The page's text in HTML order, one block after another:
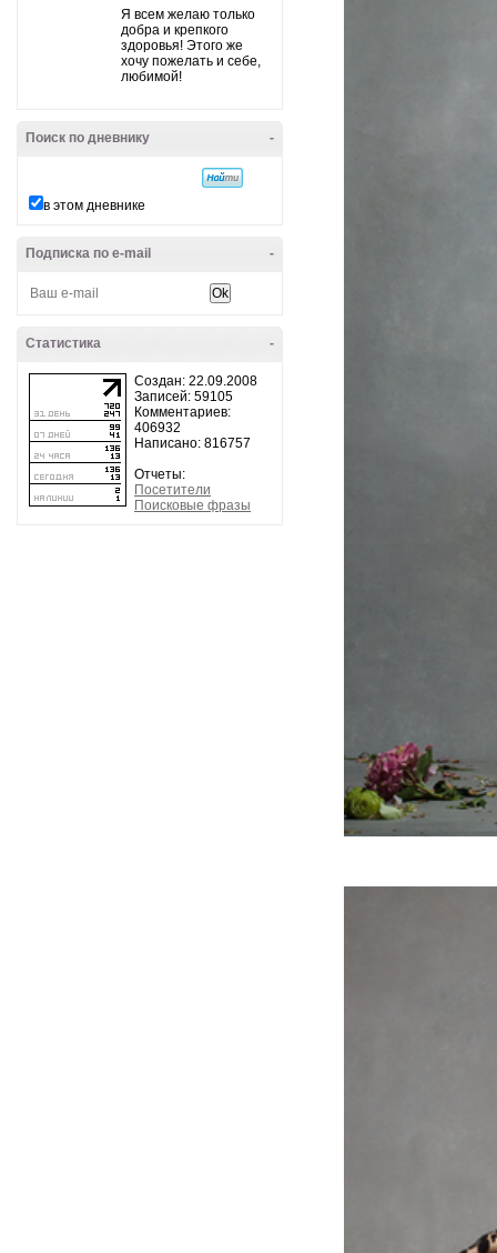
Я всем желаю только
добра и крепкого
здоровья! Этого же
хочу пожелать и себе,
любимой!
-
Поиск по дневнику
в этом дневнике
-
Подписка по e-mail
-
Статистика
Создан: 22.09.2008
Записей: 59105
Комментариев:
406932
Написано: 816757
Отчеты:
Посетители
Поисковые фразы